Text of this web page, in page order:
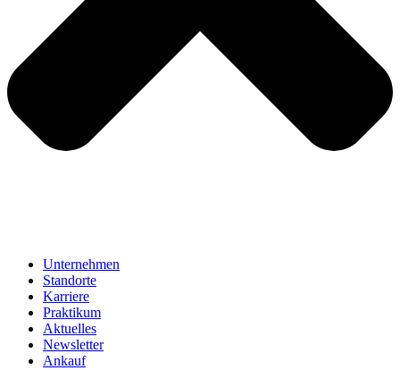
Unternehmen
Standorte
Karriere
Praktikum
Aktuelles
Newsletter
Ankauf